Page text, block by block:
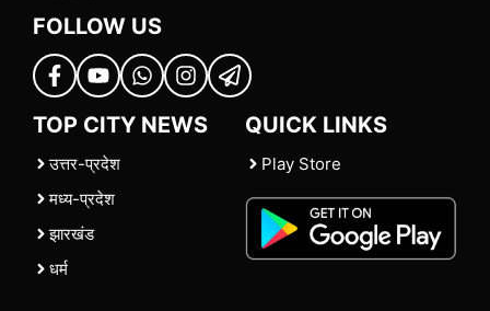
FOLLOW US
TOP CITY NEWS
उत्तर-प्रदेश
मध्य-प्रदेश
झारखंड
धर्म
QUICK LINKS
Play Store